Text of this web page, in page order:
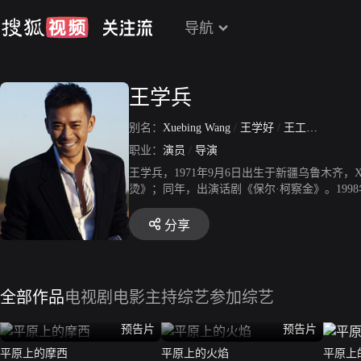
导航
王学兵
别名： Xuebing Wang / 王学好 / 王工 /娱乐圈
职业： 演员 / 导演
王学兵，1971年9月6日出生于新疆乌鲁木齐
烫》；同年，出演话剧《保尔·柯察金》。
爱执着的乐言，因质朴本色的表演被观众称
主》，饰演肖天海；出演电视剧《彩票梦》，
并荣获“中国电视艺术双十佳演员”奖；同年
演“铁手”一角。同年10月，与李亚鹏、周迅
天空》，饰演男主角彭卫宇；在电视剧《福
剑。 2005年，携手袁泉出演央视一套开年贺
俊。7月，在电视剧《可可·西里》中再度扮
分享
全部作品电视剧 电影主持综艺参加综艺
预告片
平原上的摩西
预告片
平原上的火焰
平原上